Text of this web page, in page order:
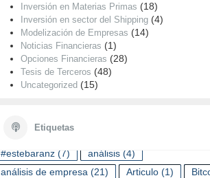
Inversión en Materias Primas (18)
Inversión en sector del Shipping (4)
Modelización de Empresas (14)
Noticias Financieras (1)
Opciones Financieras (28)
Tesis de Terceros (48)
Uncategorized (15)
Etiquetas
ETIQUETAS
#estebaranz (7) análisis (4)
análisis de empresa (21) Articulo (1)